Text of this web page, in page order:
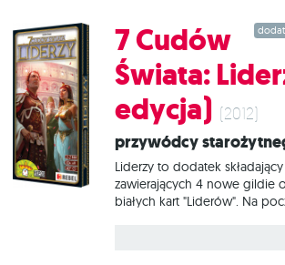
Teano, Makeda, Agrypina,
Arsinoe, Telesilla, Oktawia.
7 Cudów
Świata:
edycja) (2012)
Przywódcy
Liderzy to dodatek
zawierających 4 nowe gildie
białych kart "Liderów". Na